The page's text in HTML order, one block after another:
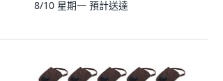
8/10 星期一 預計送達